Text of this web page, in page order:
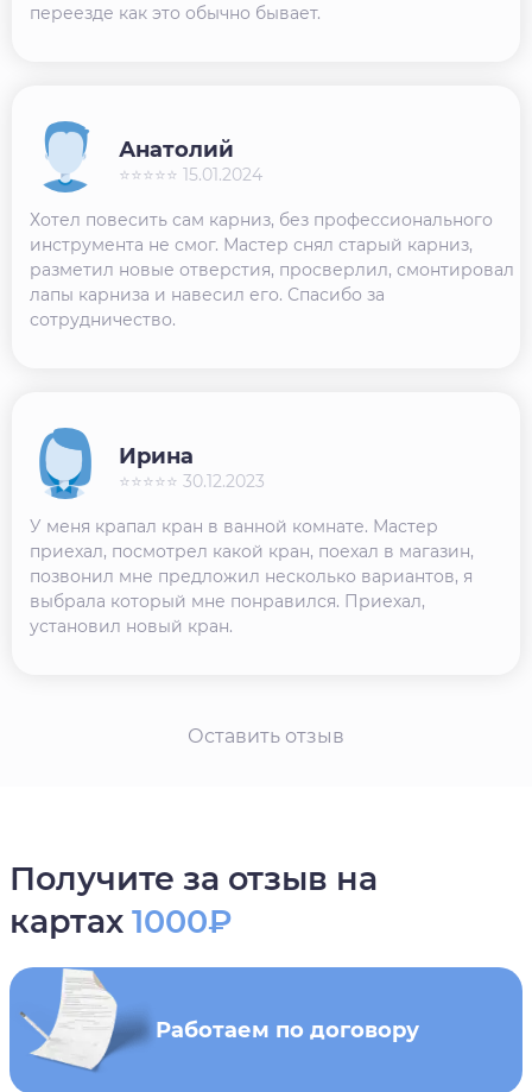
переезде как это обычно бывает.
Хотел повесить сам карниз, без профессионального
инструмента не смог. Мастер снял старый карниз,
разметил новые отверстия, просверлил, смонтировал
лапы карниза и навесил его. Спасибо за
сотрудничество.
Анатолий
⭐⭐⭐⭐⭐ 15.01.2024
У меня крапал кран в ванной комнате. Мастер
приехал, посмотрел какой кран, поехал в магазин,
позвонил мне предложил несколько вариантов, я
выбрала который мне понравился. Приехал,
установил новый кран.
Ирина
⭐⭐⭐⭐⭐ 30.12.2023
Оставить отзыв
Получите за отзыв на
картах 1000₽
Работаем по договору